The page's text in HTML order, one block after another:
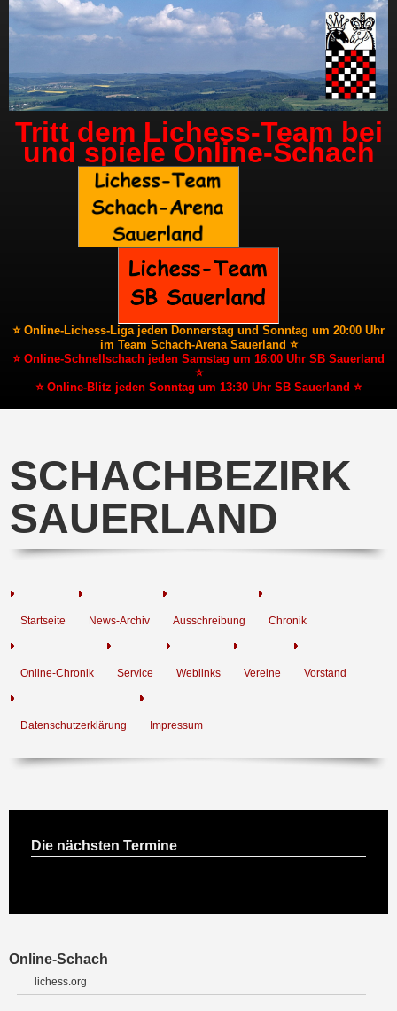
Tritt dem Lichess-Team bei
und spiele Online-Schach
⭐ Online-Lichess-Liga jeden Donnerstag und Sonntag um 20:00 Uhr
im Team Schach-Arena Sauerland ⭐
⭐ Online-Schnellschach jeden Samstag um 16:00 Uhr SB Sauerland
⭐
⭐ Online-Blitz jeden Sonntag um 13:30 Uhr SB Sauerland ⭐
SCHACHBEZIRK
SAUERLAND
Startseite News-Archiv Ausschreibung Chronik
Online-Chronik Service Weblinks Vereine Vorstand
Datenschutzerklärung Impressum
Die nächsten Termine
Online-Schach
lichess.org